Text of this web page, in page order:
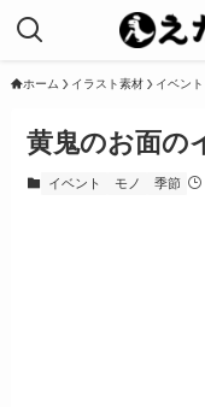
ホーム イラスト素材 イベント
黄鬼のお面の
イベント モノ 季節